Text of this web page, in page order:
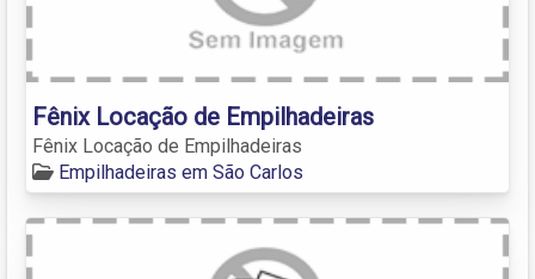
Fênix Locação de Empilhadeiras
Fênix Locação de Empilhadeiras
Empilhadeiras em São Carlos